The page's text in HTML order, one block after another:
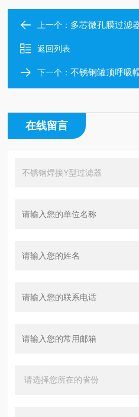
上一个： 多芯微孔膜过滤
返回列表
下一个：不锈钢罐顶呼吸
在线留言